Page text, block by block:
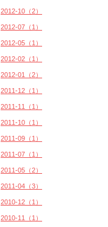
2012-10（2）
2012-07（1）
2012-05（1）
2012-02（1）
2012-01（2）
2011-12（1）
2011-11（1）
2011-10（1）
2011-09（1）
2011-07（1）
2011-05（2）
2011-04（3）
2010-12（1）
2010-11（1）